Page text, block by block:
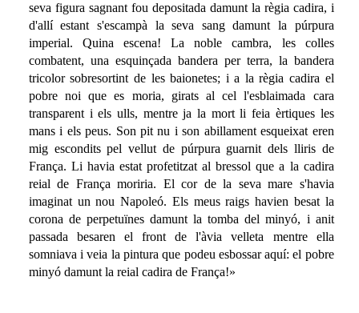
seva figura sagnant fou depositada damunt la règia cadira, i
d'allí estant s'escampà la seva sang damunt la púrpura
imperial. Quina escena! La noble cambra, les colles
combatent, una esquinçada bandera per terra, la bandera
tricolor sobresortint de les baionetes; i a la règia cadira el
pobre noi que es moria, girats al cel l'esblaimada cara
transparent i els ulls, mentre ja la mort li feia èrtiques les
mans i els peus. Son pit nu i son abillament esqueixat eren
mig escondits pel vellut de púrpura guarnit dels lliris de
França. Li havia estat profetitzat al bressol que a la cadira
reial de França moriria. El cor de la seva mare s'havia
imaginat un nou Napoleó. Els meus raigs havien besat la
corona de perpetuïnes damunt la tomba del minyó, i anit
passada besaren el front de l'àvia velleta mentre ella
somniava i veia la pintura que podeu esbossar aquí: el pobre
minyó damunt la reial cadira de França!»